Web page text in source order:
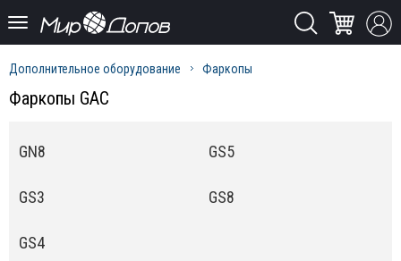
Дополнительное оборудование Фаркопы
Фаркопы GAC
GN8
GS3
GS4
GS5
GS8